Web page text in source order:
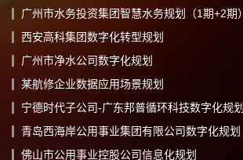
广州市水务投资集团智慧水务规划（1期+2期）
西安高科集团数字化转型规划
广州市净水公司数字化规划
某航修企业数据应用场景规划
宁德时代子公司-广东邦普循环科技数字化规划
青岛西海岸公用事业集团有限公司数字化规划
佛山市公用事业控股公司信息化规划